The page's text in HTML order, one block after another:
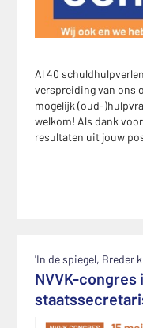
Al 40
verspreiding van ons
mogelijk (oud-
welkom! Als dank
resultaten uit jouw
'In de spiegel, Breder
NVVK-